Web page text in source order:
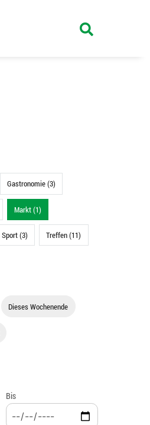
Gastronomie (3)
Markt (1)
Sport (3) Treffen (11)
Dieses Wochenende
Bis